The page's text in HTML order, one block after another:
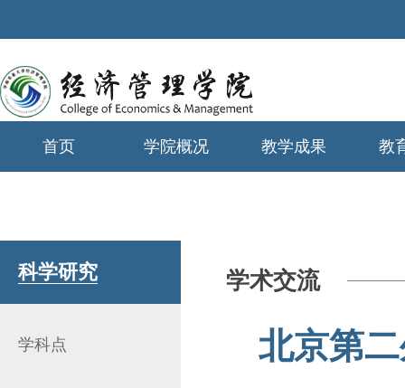
首页 学院概况 教学成果 教
科学研究
学科点
学术交流
北京第